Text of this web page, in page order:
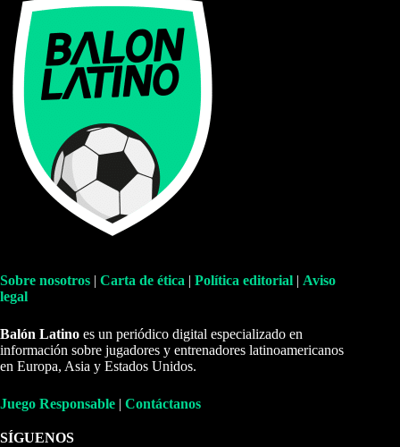
Sobre nosotros | Carta de ética | Política editorial | Aviso
legal
Balón Latino es un periódico digital especializado en
información sobre jugadores y entrenadores latinoamericanos
en Europa, Asia y Estados Unidos.
Juego Responsable | Contáctanos
SÍGUENOS